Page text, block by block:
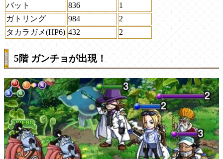
バット
836
1
ガトリング
984
2
タカラガメ(HP6) 432 2
5階 ガンチョが出現！